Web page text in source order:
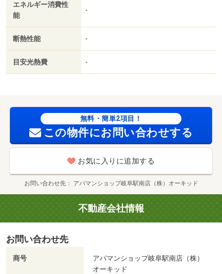
エネルギー消費性
能
-
断熱性能 -
目安光熱費 -
無料・簡単2項目！
この物件にお問い合わせする
お気に入りに追加する
お問い合わせ先 アパマンショップ岐阜駅南店（株）オーキッド
不動産会社情報
お問い合わせ先
商号
アパマンショップ岐阜駅南店（株）
オーキッド